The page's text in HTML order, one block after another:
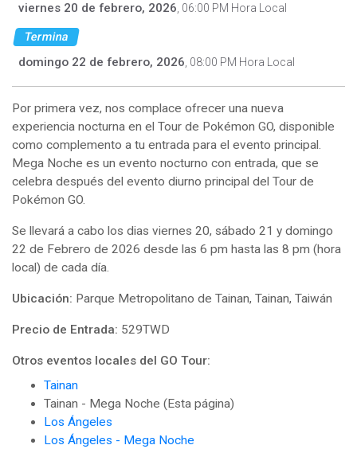
viernes 20 de febrero, 2026, 06:00 PM Hora Local
Termina
domingo 22 de febrero, 2026, 08:00 PM Hora Local
Por primera vez, nos complace ofrecer una nueva
experiencia nocturna en el Tour de Pokémon GO, disponible
como complemento a tu entrada para el evento principal.
Mega Noche es un evento nocturno con entrada, que se
celebra después del evento diurno principal del Tour de
Pokémon GO.
Se llevará a cabo los dias viernes 20, sábado 21 y domingo
22 de Febrero de 2026 desde las 6 pm hasta las 8 pm (hora
local) de cada día.
Ubicación: Parque Metropolitano de Tainan, Tainan, Taiwán
Precio de Entrada: 529TWD
Otros eventos locales del GO Tour:
Tainan
Tainan - Mega Noche (Esta página)
Los Ángeles
Los Ángeles - Mega Noche